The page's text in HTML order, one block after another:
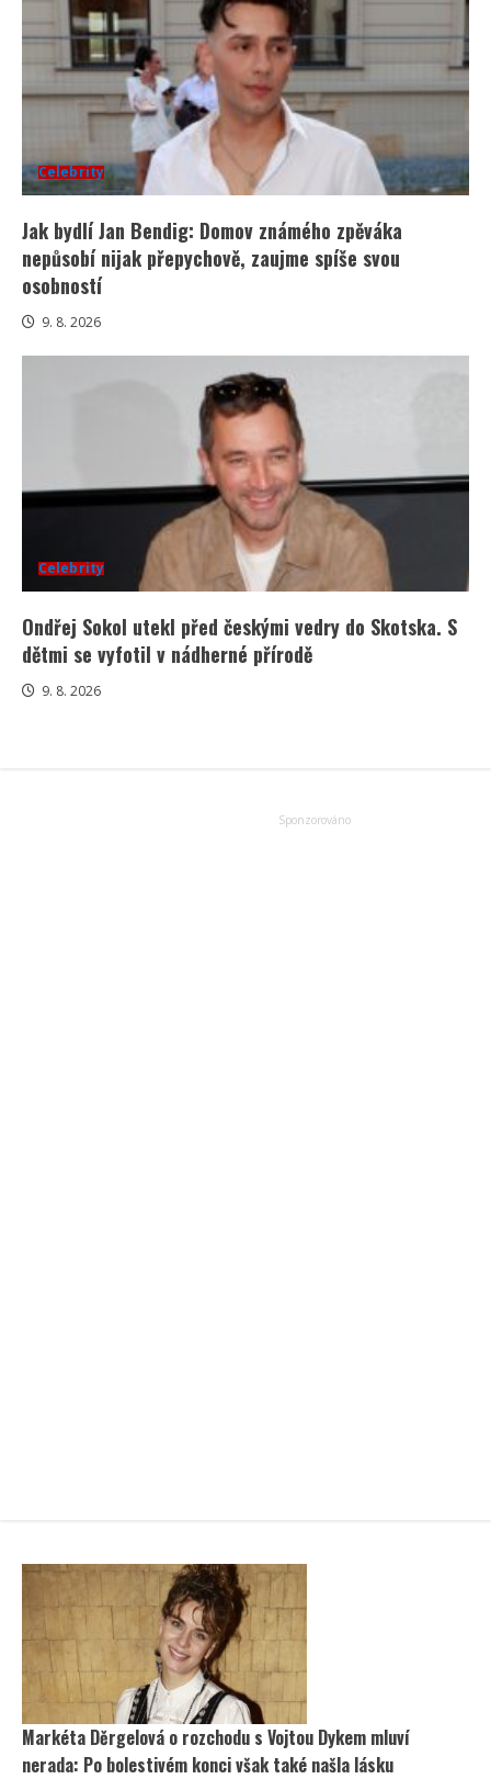
Celebrity
Jak bydlí Jan Bendig: Domov známého zpěváka
nepůsobí nijak přepychově, zaujme spíše svou
osobností
9. 8. 2026
Celebrity
Ondřej Sokol utekl před českými vedry do Skotska. S
dětmi se vyfotil v nádherné přírodě
9. 8. 2026
Markéta Děrgelová o rozchodu s Vojtou Dykem mluví
nerada: Po bolestivém konci však také našla lásku